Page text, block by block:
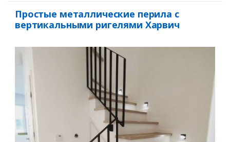
Простые металлические перила с
вертикальными ригелями Харвич